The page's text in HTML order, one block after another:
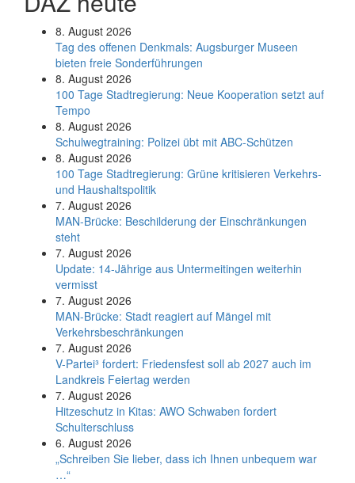
8. August 2026
Tag des offenen Denkmals: Augsburger Museen
bieten freie Sonderführungen
8. August 2026
100 Tage Stadtregierung: Neue Kooperation setzt auf
Tempo
8. August 2026
Schul­weg­trai­ning: Poli­zei übt mit ABC-Schüt­zen
8. August 2026
100 Tage Stadtregierung: Grüne kritisieren Verkehrs-
und Haushaltspolitik
7. August 2026
MAN-Brücke: Beschilderung der Einschränkungen
steht
7. August 2026
Update: 14-Jährige aus Untermeitingen weiterhin
vermisst
7. August 2026
MAN-Brücke: Stadt reagiert auf Mängel mit
Verkehrsbeschränkungen
7. August 2026
V-Partei­³ fordert: Friedens­fest soll ab 2027 auch im
Land­kreis Feier­tag werden
7. August 2026
Hitzeschutz in Kitas: AWO Schwaben fordert
Schulterschluss
6. August 2026
„Schreiben Sie lieber, dass ich Ihnen unbequem war
…“